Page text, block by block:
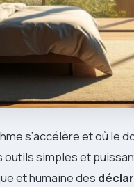
s’accélère et où le
simples et
et humaine des